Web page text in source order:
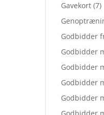
Gavekort (7)
Godbidder
Godbidder
Godbidder
Godbidder
Godbidder